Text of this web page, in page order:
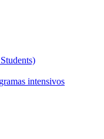
intensivos